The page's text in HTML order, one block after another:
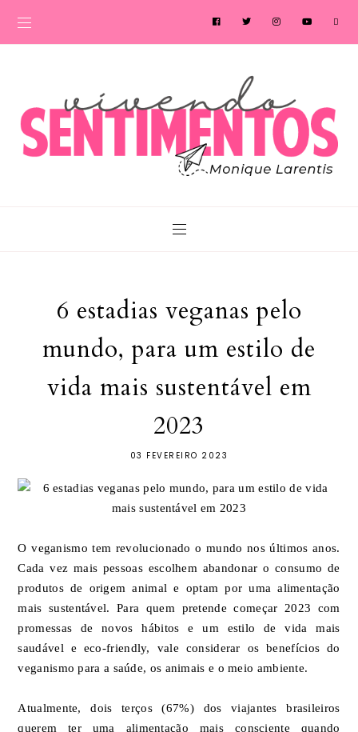
6 estadias veganas pelo
mundo, para um estilo de
vida mais sustentável em
2023
03 FEVEREIRO 2023
O veganismo tem revolucionado o mundo nos últimos anos.
Cada vez mais pessoas escolhem abandonar o consumo de
produtos de origem animal e optam por uma alimentação
mais sustentável. Para quem pretende começar 2023 com
promessas de novos hábitos e um estilo de vida mais
saudável e eco-friendly, vale considerar os benefícios do
veganismo para a saúde, os animais e o meio ambiente.
Atualmente, dois terços (67%) dos viajantes brasileiros
querem ter uma alimentação mais consciente quando